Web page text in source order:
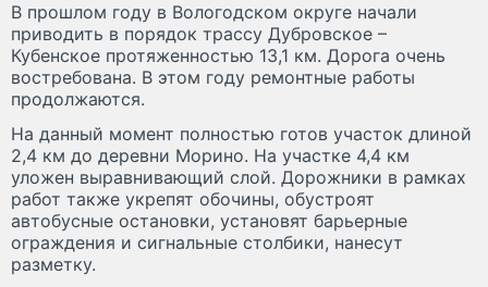
В прошлом году в Вологодском округе начали
приводить в порядок трассу Дубровское –
Кубенское протяженностью 13,1 км. Дорога очень
востребована. В этом году ремонтные работы
продолжаются.
На данный момент полностью готов участок длиной
2,4 км до деревни Морино. На участке 4,4 км
уложен выравнивающий слой. Дорожники в рамках
работ также укрепят обочины, обустроят
автобусные остановки, установят барьерные
ограждения и сигнальные столбики, нанесут
разметку.